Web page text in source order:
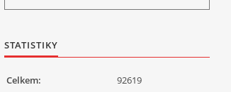
STATISTIKY
Celkem:
92619